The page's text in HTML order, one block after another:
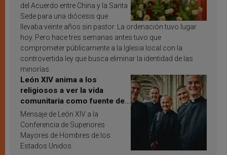
del Acuerdo entre China y la Santa
Sede para una diócesis que
llevaba veinte años sin pastor. La ordenación tuvo lugar
hoy. Pero hace tres semanas antes tuvo que
comprometer públicamente a la Iglesia local con la
controvertida ley que busca eliminar la identidad de las
minorías.
León XIV anima a los
religiosos a ver la vida
comunitaria como fuente de
inspiración y santificación
Mensaje de León XIV a la
Conferencia de Superiores
Mayores de Hombres de los
Estados Unidos